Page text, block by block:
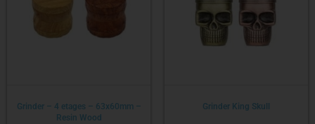
Grinder – 4 etages – 63x60mm –
Resin Wood
Grinder King Skull